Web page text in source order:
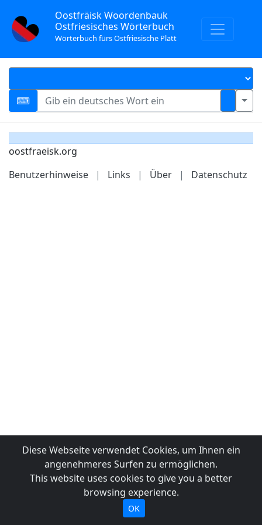
Oostfräisk Woordenbauk
Ostfriesisches Wörterbuch
Wörterbuch fürs Ostfriesische Platt
oostfraeisk.org
Benutzerhinweise
| Links | Über | Datenschutz
Diese Webseite verwendet Cookies, um Ihnen ein
angenehmeres Surfen zu ermöglichen.
This website uses cookies to give you a better
browsing experience.
OK